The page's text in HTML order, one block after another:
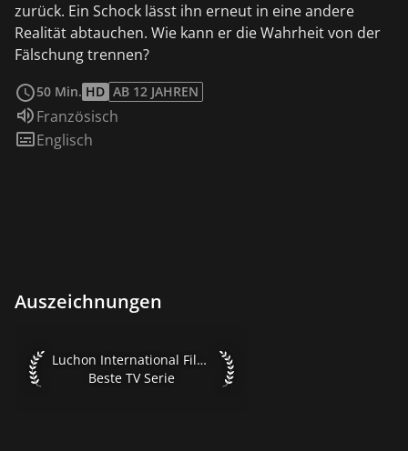
zurück. Ein Schock lässt ihn erneut in eine andere
Realität abtauchen. Wie kann er die Wahrheit von der
Fälschung trennen?
50 Min. HD AB 12 JAHREN
Sprache:
Französisch
Untertitel:
Englisch
Auszeichnungen
Luchon International Film Festival 2015 Beste TV Serie
Luchon International Film Festival 2015
Beste TV Serie